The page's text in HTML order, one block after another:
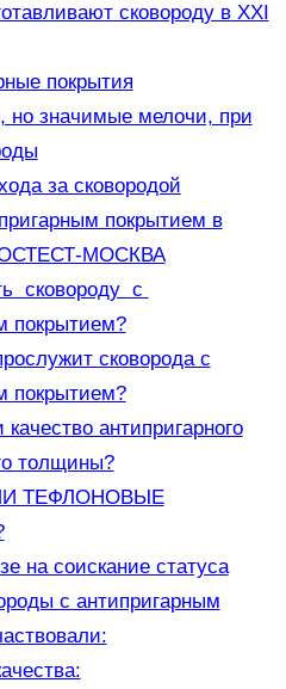
сковороду в XXI
покрытия
но значимые мелочи, при
за сковородой
покрытием в
МОСКВА
сковороду с
покрытием?
сковорода с
покрытием?
антипригарного
толщины?
ТЕФЛОНОВЫЕ
на соискание статуса
с антипригарным